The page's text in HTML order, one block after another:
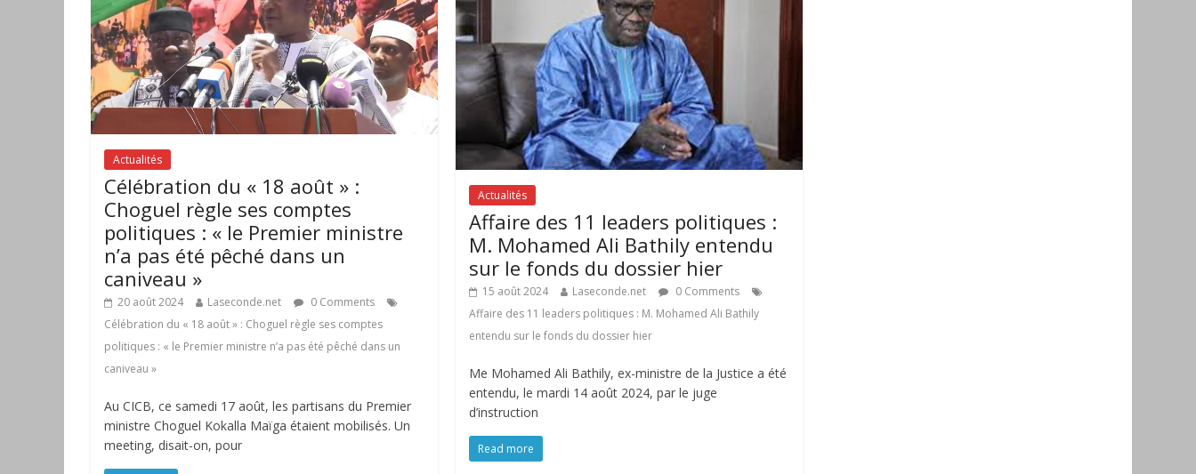
Actualités
Célébration du « 18 août » :
Choguel règle ses comptes
politiques : « le Premier ministre
n’a pas été pêché dans un
caniveau »
20 août 2024 Laseconde.net
0 Comments
Célébration du « 18 août » : Choguel règle ses comptes
politiques : « le Premier ministre n’a pas été pêché dans un
caniveau »
Au CICB, ce samedi 17 août, les partisans du Premier
ministre Choguel Kokalla Maïga étaient mobilisés. Un
meeting, disait-on, pour
Actualités
Affaire des 11 leaders politiques :
M. Mohamed Ali Bathily entendu
sur le fonds du dossier hier
15 août 2024 Laseconde.net
0 Comments
Affaire des 11 leaders politiques : M. Mohamed Ali Bathily
entendu sur le fonds du dossier hier
Me Mohamed Ali Bathily, ex-ministre de la Justice a été
entendu, le mardi 14 août 2024, par le juge
d’instruction
Read more